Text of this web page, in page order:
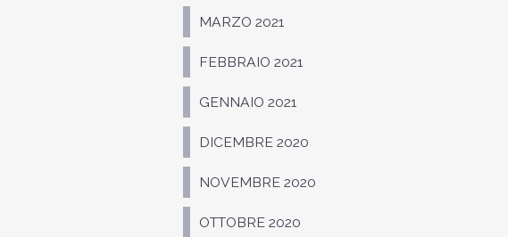
MARZO 2021
FEBBRAIO 2021
GENNAIO 2021
DICEMBRE 2020
NOVEMBRE 2020
OTTOBRE 2020